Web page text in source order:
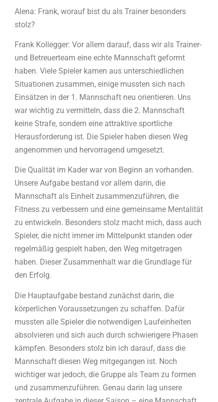
Alena: Frank, worauf bist du als Trainer besonders
stolz?
Frank Kollegger: Vor allem darauf, dass wir als Trainer-
und Betreuerteam eine echte Mannschaft geformt
haben. Viele Spieler kamen aus unterschiedlichen
Situationen zusammen, einige mussten sich nach
Einsätzen in der 1. Mannschaft neu orientieren. Uns
war wichtig zu vermitteln, dass die 2. Mannschaft
keine Strafe, sondern eine attraktive sportliche
Herausforderung ist. Die Spieler haben diesen Weg
angenommen und hervorragend umgesetzt.
Die Qualität im Kader war von Beginn an vorhanden.
Unsere Aufgabe bestand vor allem darin, die
Mannschaft als Einheit zusammenzuführen, die
Fitness zu verbessern und eine gemeinsame Mentalität
zu entwickeln. Besonders stolz macht mich, dass auch
Spieler, die nicht immer im Mittelpunkt standen oder
regelmäßig gespielt haben, den Weg mitgetragen
haben. Dieser Zusammenhalt war die Grundlage für
den Erfolg.
Die Hauptaufgabe bestand zunächst darin, die
körperlichen Voraussetzungen zu schaffen. Dafür
mussten alle Spieler die notwendigen Laufeinheiten
absolvieren und sich auch durch schwierigere Phasen
kämpfen. Besonders stolz bin ich darauf, dass die
Mannschaft diesen Weg mitgegangen ist. Noch
wichtiger war jedoch, die Gruppe als Team zu formen
und zusammenzuführen. Genau darin lag unsere